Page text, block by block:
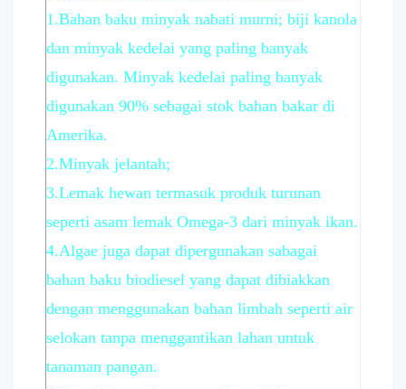
1.Bahan baku minyak nabati murni; biji kanola
dan minyak kedelai yang paling banyak
digunakan. Minyak kedelai paling banyak
digunakan 90% sebagai stok bahan bakar di
Amerika.
2.Minyak jelantah;
3.Lemak hewan termasuk produk turunan
seperti asam lemak Omega-3 dari minyak ikan.
4.Algae juga dapat dipergunakan sabagai
bahan baku biodiesel yang dapat dibiakkan
dengan menggunakan bahan limbah seperti air
selokan tanpa menggantikan lahan untuk
tanaman pangan.